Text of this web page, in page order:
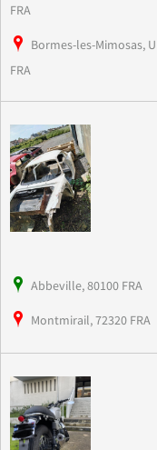
FRA
Bormes-les-Mimosas,
FRA
Abbeville, 80100 FRA
Montmirail, 72320 FRA